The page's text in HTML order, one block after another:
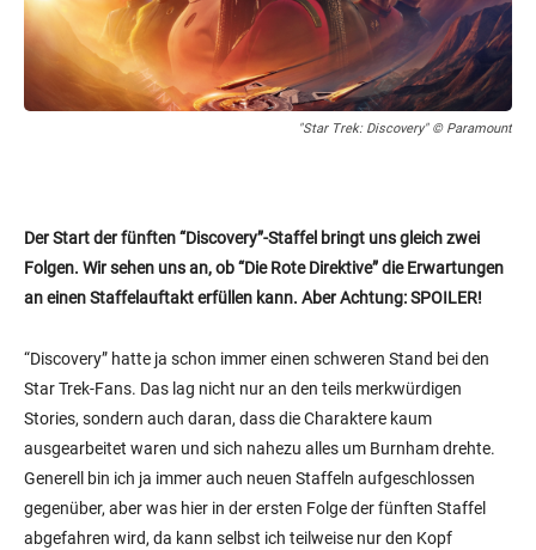
"Star Trek: Discovery" © Paramount
Der Start der fünften “Discovery”-Staffel bringt uns gleich zwei
Folgen. Wir sehen uns an, ob “Die Rote Direktive” die Erwartungen
an einen Staffelauftakt erfüllen kann. Aber Achtung: SPOILER!
“Discovery” hatte ja schon immer einen schweren Stand bei den
Star Trek-Fans. Das lag nicht nur an den teils merkwürdigen
Stories, sondern auch daran, dass die Charaktere kaum
ausgearbeitet waren und sich nahezu alles um Burnham drehte.
Generell bin ich ja immer auch neuen Staffeln aufgeschlossen
gegenüber, aber was hier in der ersten Folge der fünften Staffel
abgefahren wird, da kann selbst ich teilweise nur den Kopf